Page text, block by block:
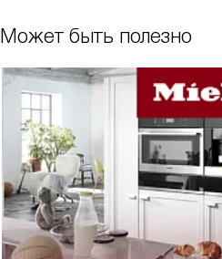
Может быть полезно